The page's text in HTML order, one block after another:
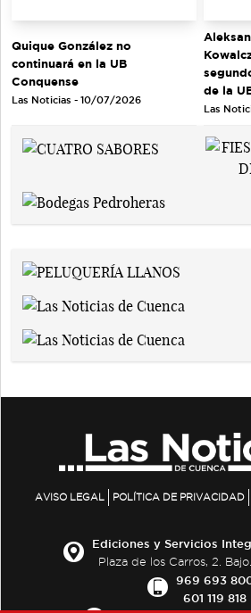
Quique González no
continuará en la UB
Conquense
Las Noticias - 10/07/2026
de la
Las
AVISO LEGAL POLÍTICA DE PRIVACIDAD
Ediciones y Servicios
Plaza de los Carros, 2.
969 693
601 119 818